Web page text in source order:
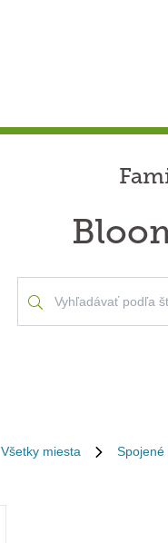
Všetky miesta Spojené